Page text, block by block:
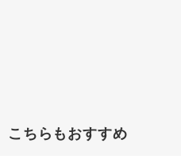
こちらもおすすめ